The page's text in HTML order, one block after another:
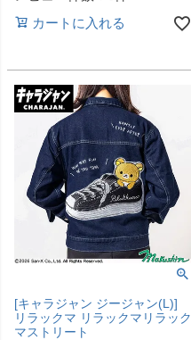
カートに入れる
[キャラジャン ジージャン(L)]
リラックマ リラックマリラック
マストリート